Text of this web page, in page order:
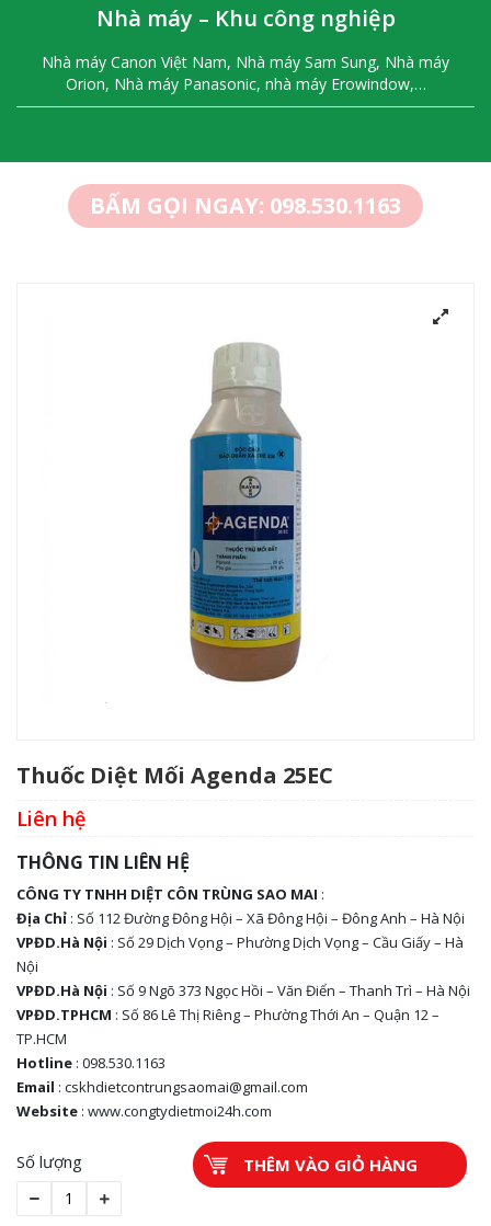
Nhà máy – Khu công nghiệp
Nhà máy Canon Việt Nam, Nhà máy Sam Sung, Nhà máy
Orion, Nhà máy Panasonic, nhà máy Erowindow,…
BẤM GỌI NGAY: 098.530.1163
Thuốc Diệt Mối Agenda 25EC
Liên hệ
THÔNG TIN LIÊN HỆ
CÔNG TY TNHH DIỆT CÔN TRÙNG SAO MAI :
Địa Chỉ : Số 112 Đường Đông Hội – Xã Đông Hội – Đông Anh – Hà Nội
VPĐD.Hà Nội : Số 29 Dịch Vọng – Phường Dịch Vọng – Cầu Giấy – Hà
Nội
VPĐD.Hà Nội : Số 9 Ngõ 373 Ngọc Hồi – Văn Điển – Thanh Trì – Hà Nội
VPĐD.TPHCM : Số 86 Lê Thị Riêng – Phường Thới An – Quận 12 –
TP.HCM
Hotline : 098.530.1163
Email : cskhdietcontrungsaomai@gmail.com
Website : www.congtydietmoi24h.com
Số lượng THÊM VÀO GIỎ HÀNG
Liên hệ
Thuốc Diệt Côn Trùng Fendona 10SC